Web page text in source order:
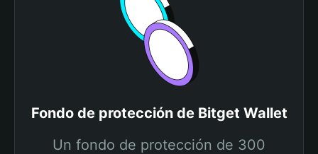
Fondo de protección de Bitget Wallet
Un fondo de protección de 300